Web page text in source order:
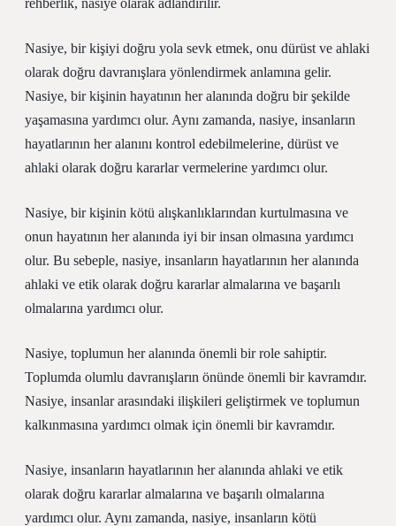
rehberlik, nasiye olarak adlandırılır.
Nasiye, bir kişiyi doğru yola sevk etmek, onu dürüst ve ahlaki
olarak doğru davranışlara yönlendirmek anlamına gelir.
Nasiye, bir kişinin hayatının her alanında doğru bir şekilde
yaşamasına yardımcı olur. Aynı zamanda, nasiye, insanların
hayatlarının her alanını kontrol edebilmelerine, dürüst ve
ahlaki olarak doğru kararlar vermelerine yardımcı olur.
Nasiye, bir kişinin kötü alışkanlıklarından kurtulmasına ve
onun hayatının her alanında iyi bir insan olmasına yardımcı
olur. Bu sebeple, nasiye, insanların hayatlarının her alanında
ahlaki ve etik olarak doğru kararlar almalarına ve başarılı
olmalarına yardımcı olur.
Nasiye, toplumun her alanında önemli bir role sahiptir.
Toplumda olumlu davranışların önünde önemli bir kavramdır.
Nasiye, insanlar arasındaki ilişkileri geliştirmek ve toplumun
kalkınmasına yardımcı olmak için önemli bir kavramdır.
Nasiye, insanların hayatlarının her alanında ahlaki ve etik
olarak doğru kararlar almalarına ve başarılı olmalarına
yardımcı olur. Aynı zamanda, nasiye, insanların kötü